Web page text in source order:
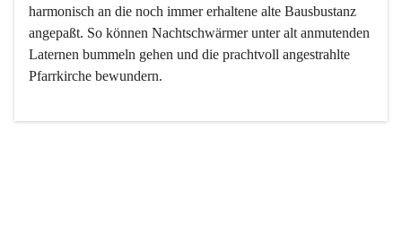
harmonisch an die noch immer erhaltene alte Bausbustanz
angepaßt. So können Nachtschwärmer unter alt anmutenden
Laternen bummeln gehen und die prachtvoll angestrahlte
Pfarrkirche bewundern.
Der Weinbau dominert heute nicht mehr, ist aber integrativer